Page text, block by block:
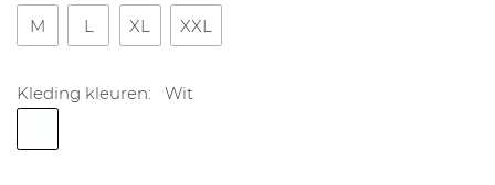
M
L XL XXL
Kleding kleuren: Wit